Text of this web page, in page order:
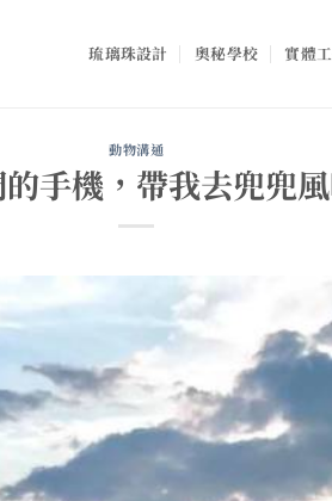
琉璃珠設計 奧秘學校 實體
動物溝通
手機，帶我去兜兜風